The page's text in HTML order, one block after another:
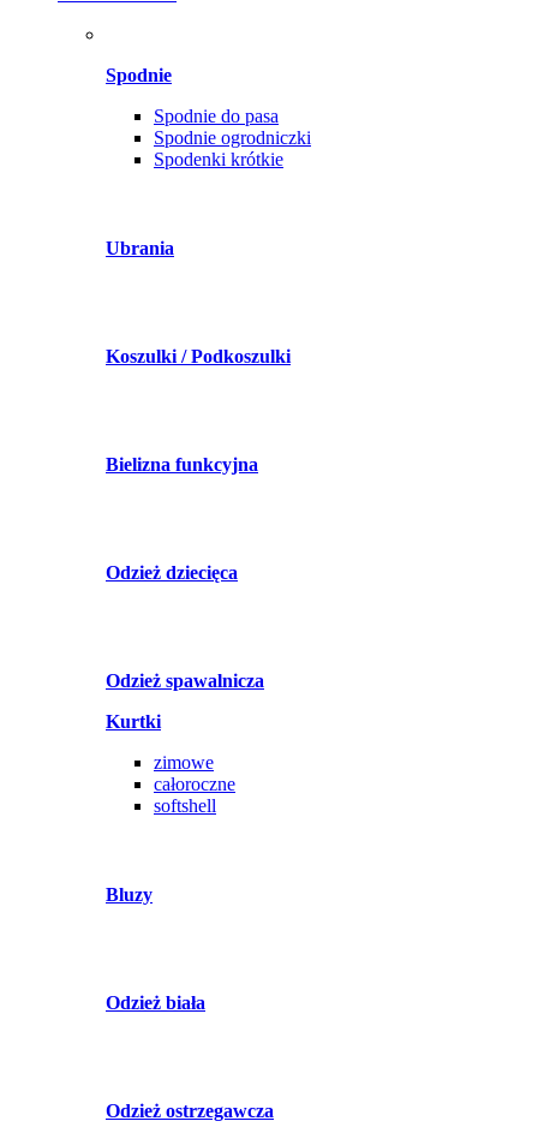
Spodnie
Spodnie do pasa
Spodnie ogrodniczki
Spodenki krótkie
Ubrania
Koszulki / Podkoszulki
Bielizna funkcyjna
Odzież dziecięca
Odzież spawalnicza
Kurtki
zimowe
całoroczne
softshell
Bluzy
Odzież biała
Odzież ostrzegawcza